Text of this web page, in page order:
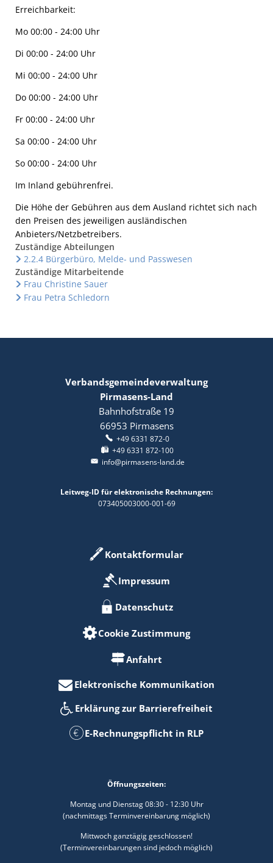
Erreichbarkeit:
Mo 00:00 - 24:00 Uhr
Di 00:00 - 24:00 Uhr
Mi 00:00 - 24:00 Uhr
Do 00:00 - 24:00 Uhr
Fr 00:00 - 24:00 Uhr
Sa 00:00 - 24:00 Uhr
So 00:00 - 24:00 Uhr
Im Inland gebührenfrei.
Die Höhe der Gebühren aus dem Ausland richtet sich nach
den Preisen des jeweiligen ausländischen
Anbieters/Netzbetreibers.
Zuständige Abteilungen
2.2.4 Bürgerbüro, Melde- und Passwesen
Zuständige Mitarbeitende
Frau Christine Sauer
Frau Petra Schledorn
Verbandsgemeindeverwaltung
Pirmasens-Land
Bahnhofstraße 19
66953 Pirmasens
+49 6331 872-0
+49 6331 872-100
info@pirmasens-land.de
Leitweg-ID für elektronische Rechnungen:
073405003000-001-69
Kontaktformular
Impressum
Datenschutz
Cookie Zustimmung
Anfahrt
Elektronische Kommunikation
Erklärung zur Barrierefreiheit
E-Rechnungspflicht in RLP
Öffnungszeiten:
Montag und Dienstag 08:30 - 12:30 Uhr
(nachmittags Terminvereinbarung möglich)
Mittwoch ganztägig geschlossen!
(Terminvereinbarungen sind jedoch möglich)